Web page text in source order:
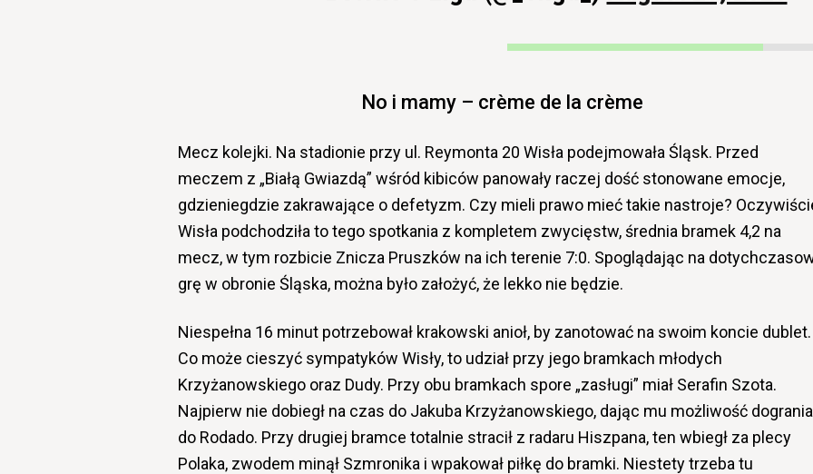
No i mamy – crème de la crème
Mecz kolejki. Na stadionie przy ul. Reymonta 20 Wisła podejmowała Śląsk. Przed
meczem z „Białą Gwiazdą” wśród kibiców panowały raczej dość stonowane emocje,
gdzieniegdzie zakrawające o defetyzm. Czy mieli prawo mieć takie nastroje?
Wisła podchodziła to tego spotkania z kompletem zwycięstw, średnia bramek 4,2 na
mecz, w tym rozbicie Znicza Pruszków na ich terenie 7:0. Spoglądając na
grę w obronie Śląska, można było założyć, że lekko nie będzie.
Niespełna 16 minut potrzebował krakowski anioł, by zanotować na swoim koncie dublet.
Co może cieszyć sympatyków Wisły, to udział przy jego bramkach młodych
Krzyżanowskiego oraz Dudy. Przy obu bramkach spore „zasługi” miał Serafin Szota.
Najpierw nie dobiegł na czas do Jakuba Krzyżanowskiego, dając mu możliwość dogrania
do Rodado. Przy drugiej bramce totalnie stracił z radaru Hiszpana, ten wbiegł za plecy
Polaka, zwodem minął Szmronika i wpakował piłkę do bramki. Niestety trzeba tu